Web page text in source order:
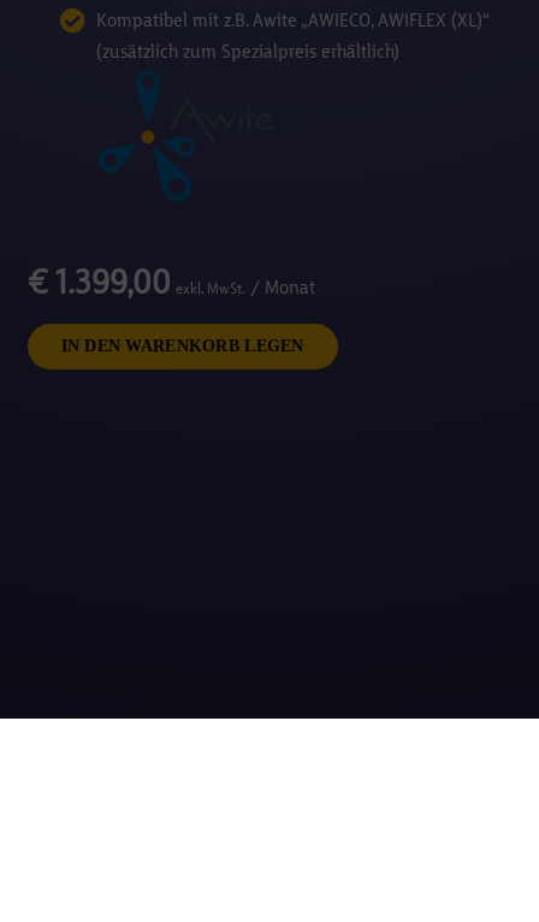
Kompatibel mit z.B. Awite „AWIECO, AWIFLEX (XL)“
(zusätzlich zum Spezialpreis erhältlich)
€1.399,00 exkl. MwSt. / Monat
IN DEN WARENKORB LEGEN